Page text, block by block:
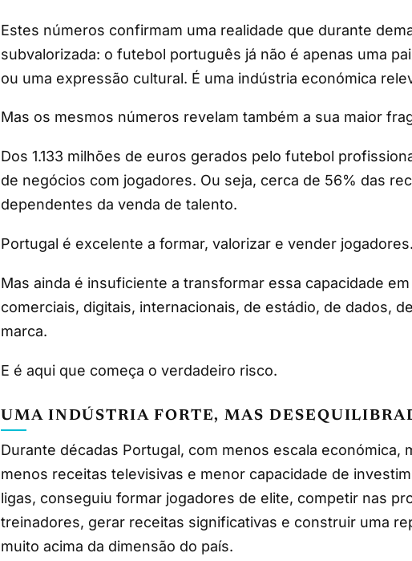
Estes números confirmam uma realidade que durante
subvalorizada: o futebol português já não é apenas uma
ou uma expressão cultural. É uma indústria económica
Mas os mesmos números revelam também a sua maior
Dos 1.133 milhões de euros gerados pelo futebol
de negócios com jogadores. Ou seja, cerca de 56% das
dependentes da venda de talento.
Portugal é excelente a formar, valorizar e vender jogadores.
Mas ainda é insuficiente a transformar essa capacidade
comerciais, digitais, internacionais, de estádio, de dados,
marca.
E é aqui que começa o verdadeiro risco.
UMA INDÚSTRIA FORTE, MAS
Durante décadas Portugal, com menos escala económica,
menos receitas televisivas e menor capacidade de
ligas, conseguiu formar jogadores de elite, competir nas
treinadores, gerar receitas significativas e construir uma
muito acima da dimensão do país.